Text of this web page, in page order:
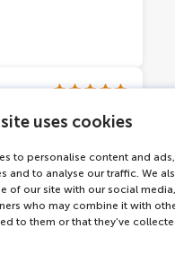
uses cookies
to personalise content and
and to analyse our traffic. We
of our site with our social
who may combine it with
to them or that they’ve
muy bien, en
has hecho un
la ciudad
el crucero
da una vista más
amiga y yo al